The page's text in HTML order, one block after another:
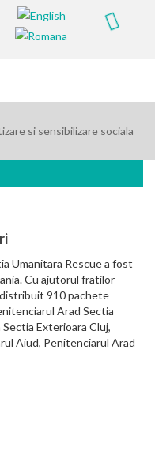
si sensibilizare sociala
Umanitara Rescue a fost
Cu ajutorul fratilor
910 pachete
Arad Sectia
Exterioara Cluj,
Aiud, Penitenciarul Arad